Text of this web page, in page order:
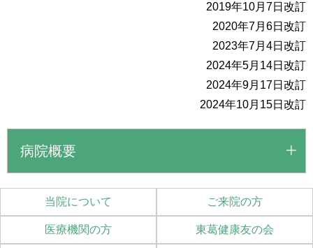
2019年10月7日改訂
2020年7月6日改訂
2023年7月4日改訂
2024年5月14日改訂
2024年9月17日改訂
2024年10月15日改訂
病院概要
当院について ご来院の方
医療機関の方 東葛健康友の会